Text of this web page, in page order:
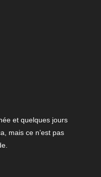
et quelques jours
mais ce n’est pas